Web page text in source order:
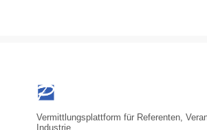
Vermittlungsplattform für Referenten,
Industrie